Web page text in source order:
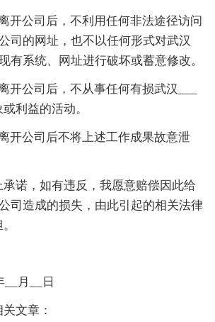
公司后，不利用任何非法途径访问
司的网址，也不以任何形式对武汉
有系统、网址进行破坏或蓄意修改。
公司后，不从事任何有损武汉___
利益的活动。
公司后不将上述工作成果故意泄
，如有违反，我愿意赔偿因此给
司造成的损失，由此引起的相关法律
月__日
文章：